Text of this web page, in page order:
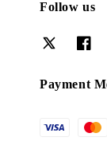
Follow us
Payment